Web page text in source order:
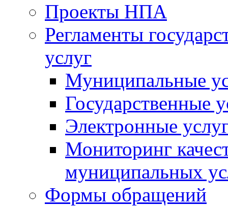
Проекты НПА
Регламенты
услуг
Муниципальные
Государственные
Электронные
Мониторинг
муниципальных
Формы обращений